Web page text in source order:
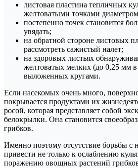
листовая пластина тепличных
желтоватыми точками
постепенно точек становится
увядать;
на обратной стороне листовых
рассмотреть сажистый налет;
на здоровых листьях
желтоватых мелких (до 0,25 мм
выложенных кругами.
Если насекомых очень много,
покрывается продуктами их
росой, которая представляет собой
белокрылки. Она становится
грибков.
Именно поэтому отсутствие борьбы с
привести не только к ослаблению
поражению овощных растений